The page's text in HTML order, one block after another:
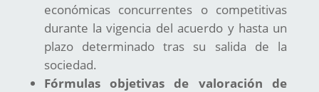
económicas concurrentes o competitivas
durante la vigencia del acuerdo y hasta un
plazo determinado tras su salida de la
sociedad.
Fórmulas objetivas de valoración de